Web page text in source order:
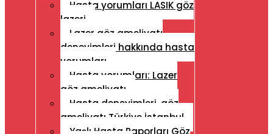
Hasta yorumları LASIK göz
lazeri
Lazer göz ameliyatı
deneyimleri hakkında hasta
yorumları
Hasta yorumları: Lazer
göz ameliyatı
Hasta deneyimleri, göz
ameliyatı Türkiye İstanbul